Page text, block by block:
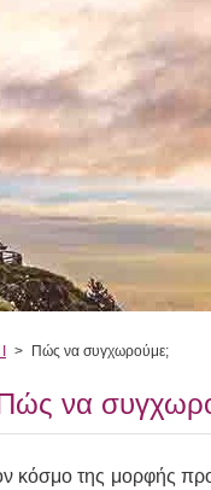
> Πώς να συγχωρούμε;
να
της μορφής